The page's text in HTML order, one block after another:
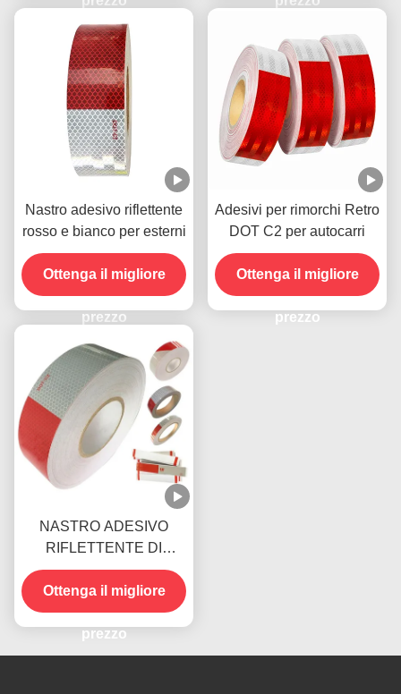
Nastro adesivo riflettente
rosso e bianco per esterni
Ottenga il migliore
prezzo
Adesivi per rimorchi Retro
DOT C2 per autocarri
Ottenga il migliore
prezzo
NASTRO ADESIVO
RIFLETTENTE DI
SEGNALAZIONE DOT
C2 AD ALTA VISIBILITÀ
PER RIMORCHI
Ottenga il migliore
prezzo